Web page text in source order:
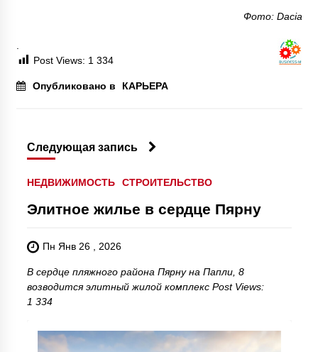
Фото: Dacia
Post Views: 1 334
Опубликовано в КАРЬЕРА
Следующая запись
НЕДВИЖИМОСТЬ СТРОИТЕЛЬСТВО
Элитное жилье в сердце Пярну
Пн Янв 26 , 2026
В сердце пляжного района Пярну на Папли, 8
возводится элитный жилой комплекс Post Views:
1 334